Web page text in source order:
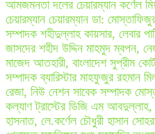
আমজমনতা দলের চেয়ারম্যান কর্ণেল
চেয়ারম্যান চেয়ারম্যান ডা:
সম্পাদক শহীদুল্লাহ কায়সার, লেবার
জাসদের শহীদ উদ্দিন মাহমুদ ম্বপন,
মাজেদ আতহারী, বাংলাদেশ সুপ্রীম
সম্পাদক ব্যারিস্টার মাহফুজুর রহমান
রেজা, নিউ নেশন সাবেক সম্পাদক
কল্যাণ ট্রাস্টের ডিজি এম আবদুল্লাহ,
হাসনাত, লে.কর্ণেল চৌধুরী হাসান